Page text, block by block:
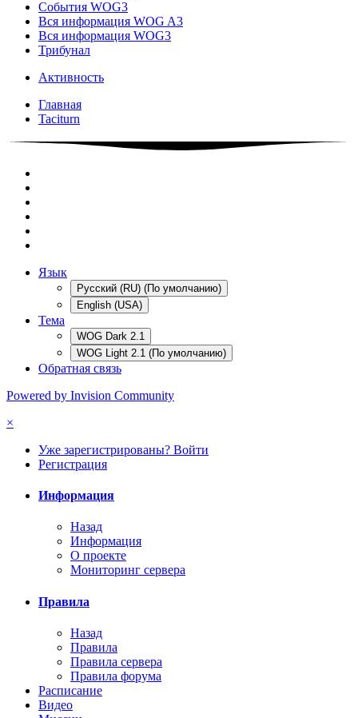
События WOG3
Вся информация WOG A3
Вся информация WOG3
Трибунал
Активность
Главная
Taciturn
Язык
Русский (RU) (По умолчанию)
English (USA)
Тема
WOG Dark 2.1
WOG Light 2.1 (По умолчанию)
Обратная связь
Powered by Invision Community
×
Уже зарегистрированы? Войти
Регистрация
Информация
Назад
Информация
О проекте
Мониторинг сервера
Правила
Назад
Правила
Правила сервера
Правила форума
Расписание
Видео